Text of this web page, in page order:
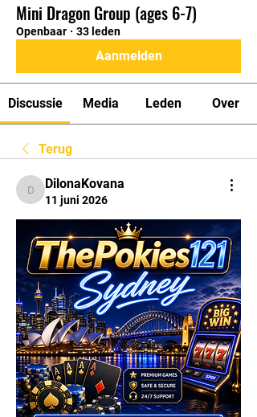
Mini Dragon Group (ages 6-7)
Openbaar · 33 leden
Aanmelden
Discussie Media Leden Over
Terug
DilonaKovana
DilonaKovana
11 juni 2026